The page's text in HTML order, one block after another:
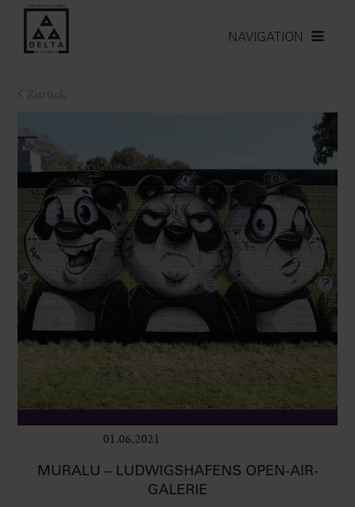
NAVIGATION
01.06.2021
MURALU – LUDWIGSHAFENS OPEN-AIR-
GALERIE